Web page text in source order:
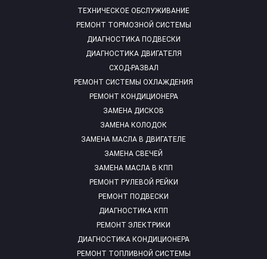
ТЕХНИЧЕСКОЕ ОБСЛУЖИВАНИЕ
РЕМОНТ ТОРМОЗНОЙ СИСТЕМЫ
ДИАГНОСТИКА ПОДВЕСКИ
ДИАГНОСТИКА ДВИГАТЕЛЯ
СХОД-РАЗВАЛ
РЕМОНТ СИСТЕМЫ ОХЛАЖДЕНИЯ
РЕМОНТ КОНДИЦИОНЕРА
ЗАМЕНА ДИСКОВ
ЗАМЕНА КОЛОДОК
ЗАМЕНА МАСЛА В ДВИГАТЕЛЕ
ЗАМЕНА СВЕЧЕЙ
ЗАМЕНА МАСЛА В КПП
РЕМОНТ РУЛЕВОЙ РЕЙКИ
РЕМОНТ ПОДВЕСКИ
ДИАГНОСТИКА КПП
РЕМОНТ ЭЛЕКТРИКИ
ДИАГНОСТИКА КОНДИЦИОНЕРА
РЕМОНТ ТОПЛИВНОЙ СИСТЕМЫ